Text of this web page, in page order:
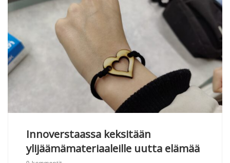
Innoverstaassa keksitään
ylijäämämateriaaleille uutta elämää